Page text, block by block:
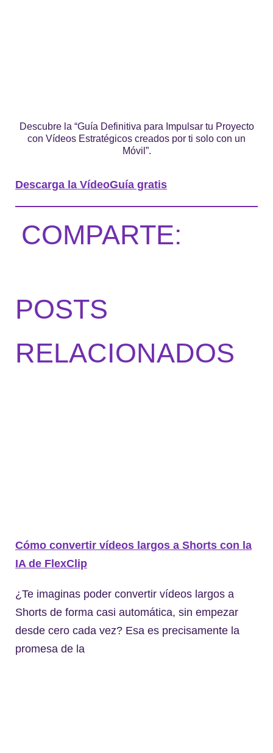
Descubre la “Guía Definitiva para Impulsar tu Proyecto
con Vídeos Estratégicos creados por ti solo con un
Móvil”.
Descarga la VídeoGuía gratis
COMPARTE:
POSTS
RELACIONADOS
Cómo convertir vídeos largos a Shorts con la
IA de FlexClip
¿Te imaginas poder convertir vídeos largos a
Shorts de forma casi automática, sin empezar
desde cero cada vez? Esa es precisamente la
promesa de la